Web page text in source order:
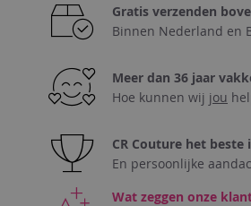
Gratis verzenden
Binnen Nederland en
Meer dan 36 jaar
Hoe kunnen wij jou
CR Couture het beste
En persoonlijke
Wat zeggen onze